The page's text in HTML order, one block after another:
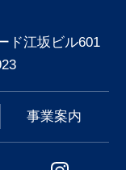
ド江坂ビル601
事業案内